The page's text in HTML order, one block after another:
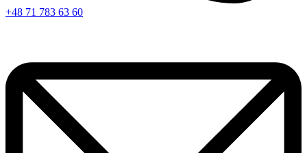
+48 71 783 63 60